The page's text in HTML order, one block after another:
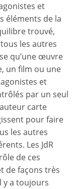
et
éléments de la
trouvé,
les autres
qu’une œuvre
un film ou une
et
par un seul
carte
pour faire
les autres
Les JdR
de ces
de façons très
y a toujours